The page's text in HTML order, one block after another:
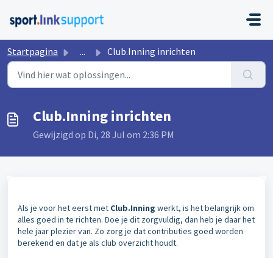
Startpagina ... Club.Inning inrichten
Club.Inning inrichten
Gewijzigd op Di, 28 Jul om 2:36 PM
Als je voor het eerst met Club.Inning werkt, is het belangrijk om
alles goed in te richten. Doe je dit zorgvuldig, dan heb je daar het
hele jaar plezier van. Zo zorg je dat contributies goed worden
berekend en dat je als club overzicht houdt.